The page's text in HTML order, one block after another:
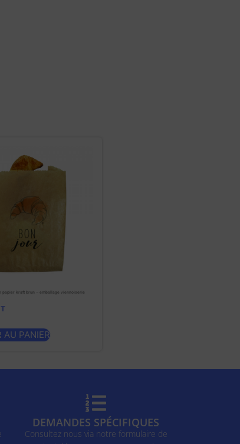
papier kraft brun – emballage viennoiserie
AU PANIER
DEMANDES SPÉCIFIQUES
Consultez nous via notre formulaire de